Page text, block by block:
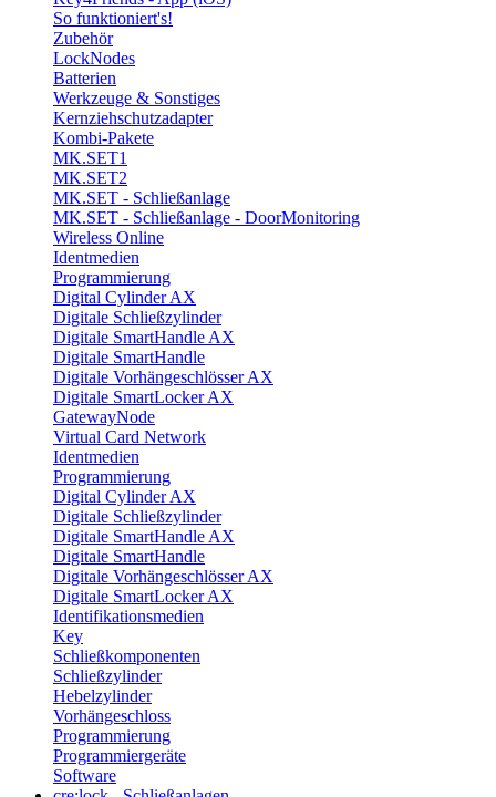
So funktioniert's!
Zubehör
LockNodes
Batterien
Werkzeuge & Sonstiges
Kernziehschutzadapter
Kombi-Pakete
MK.SET1
MK.SET2
MK.SET - Schließanlage
MK.SET - Schließanlage - DoorMonitoring
Wireless Online
Identmedien
Programmierung
Digital Cylinder AX
Digitale Schließzylinder
Digitale SmartHandle AX
Digitale SmartHandle
Digitale Vorhängeschlösser AX
Digitale SmartLocker AX
GatewayNode
Virtual Card Network
Identmedien
Programmierung
Digital Cylinder AX
Digitale Schließzylinder
Digitale SmartHandle AX
Digitale SmartHandle
Digitale Vorhängeschlösser AX
Digitale SmartLocker AX
Identifikationsmedien
Key
Schließkomponenten
Schließzylinder
Hebelzylinder
Vorhängeschloss
Programmierung
Programmiergeräte
Software